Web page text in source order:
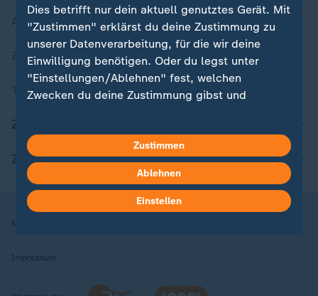
Aktuelle Sendungs-Videos
ZDFheute Stories
Themen im Überblick
ZDFheute Apps
Nutzungsbedingungen
Impressum
Dies betrifft nur dein aktuell genutztes Gerät. Mit
"Zustimmen" erklärst du deine Zustimmung zu
unserer Datenverarbeitung, für die wir deine
Einwilligung benötigen. Oder du legst unter
"Einstellungen/Ablehnen" fest, welchen
Zwecken du deine Zustimmung gibst und
in deinen Einstellungen widerrufen oder ändern.
Hier findest du das Impressum.
Weitere Informationen findest du in unserer
Datenschutzerklärung.
Zustimmen
Ablehnen
Einstellen